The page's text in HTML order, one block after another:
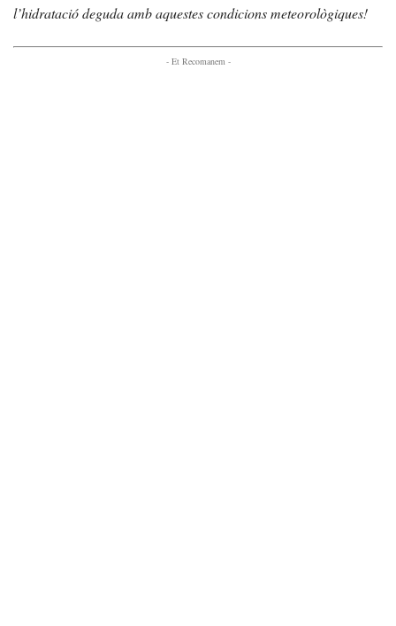
l’hidratació deguda amb aquestes condicions meteorològiques!
- Et Recomanem -